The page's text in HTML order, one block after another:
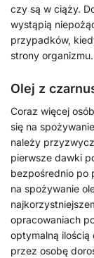
czy są w ciąży.
wystąpią
przypadków,
strony organizmu.
Olej z
Coraz więcej
się na
należy
pierwsze dawki
bezpośrednio po
na spożywanie
opracowaniach
optymalną
przez osobę